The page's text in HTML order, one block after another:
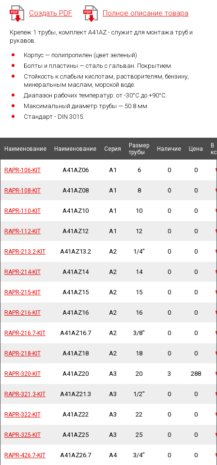
Создать PDF Полное описание товара
Крепеж 1 трубы, комплект A41AZ - служит для монтажа труб и
рукавов.
Корпус — полипропилен (цвет зеленый)
Болты и пластины — сталь с гальван. Покрытием.
Стойкость к слабым кислотам, растворителям, бензину,
минеральным маслам, морской воде.
Диапазон рабочих температур: от -30°C до +90°C.
Максимальный диаметр трубы — 50.8 мм.
Стандарт - DIN 3015.
Наименование Наименование Серия
Размер
трубы
Наличие Цена
В
RAPR-106-KIT A41AZ06 A1 6 0 0
RAPR-108-KIT A41AZ08 A1 8 0 0
RAPR-110-KIT A41AZ10 A1 10 0 0
RAPR-112-KIT A41AZ12 A1 12 0 0
RAPR-213.2-KIT A41AZ13.2 A2 1/4" 0 0
RAPR-214-KIT A41AZ14 A2 14 0 0
RAPR-215-KIT A41AZ15 A2 15 0 0
RAPR-216-KIT A41AZ16 A2 16 0 0
RAPR-216.7-KIT A41AZ16.7 A2 3/8" 0 0
RAPR-218-KIT A41AZ18 A2 18 0 0
RAPR-320-KIT A41AZ20 A3 20 3 288
RAPR-321,3-KIT A41AZ21.3 A3 1/2" 0 0
RAPR-322-KIT A41AZ22 A3 22 0 0
RAPR-325-KIT A41AZ25 A3 25 0 0
RAPR-426.7-KIT A41AZ26.7 A4 3/4" 0 0
Наименование
RAPR-106-KIT
RAPR-108-KIT
RAPR-110-KIT
RAPR-112-KIT
RAPR-213.2-KIT
RAPR-214-KIT
RAPR-215-KIT
RAPR-216-KIT
RAPR-216.7-KIT
RAPR-218-KIT
RAPR-320-KIT
RAPR-321,3-KIT
RAPR-322-KIT
RAPR-325-KIT
RAPR-426.7-KIT
Наименование
Наименование Наименование Серия
Размер
трубы
Наличие Цена
В